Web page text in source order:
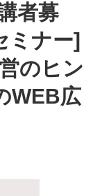
者募
ミナー]
のヒン
WEB広